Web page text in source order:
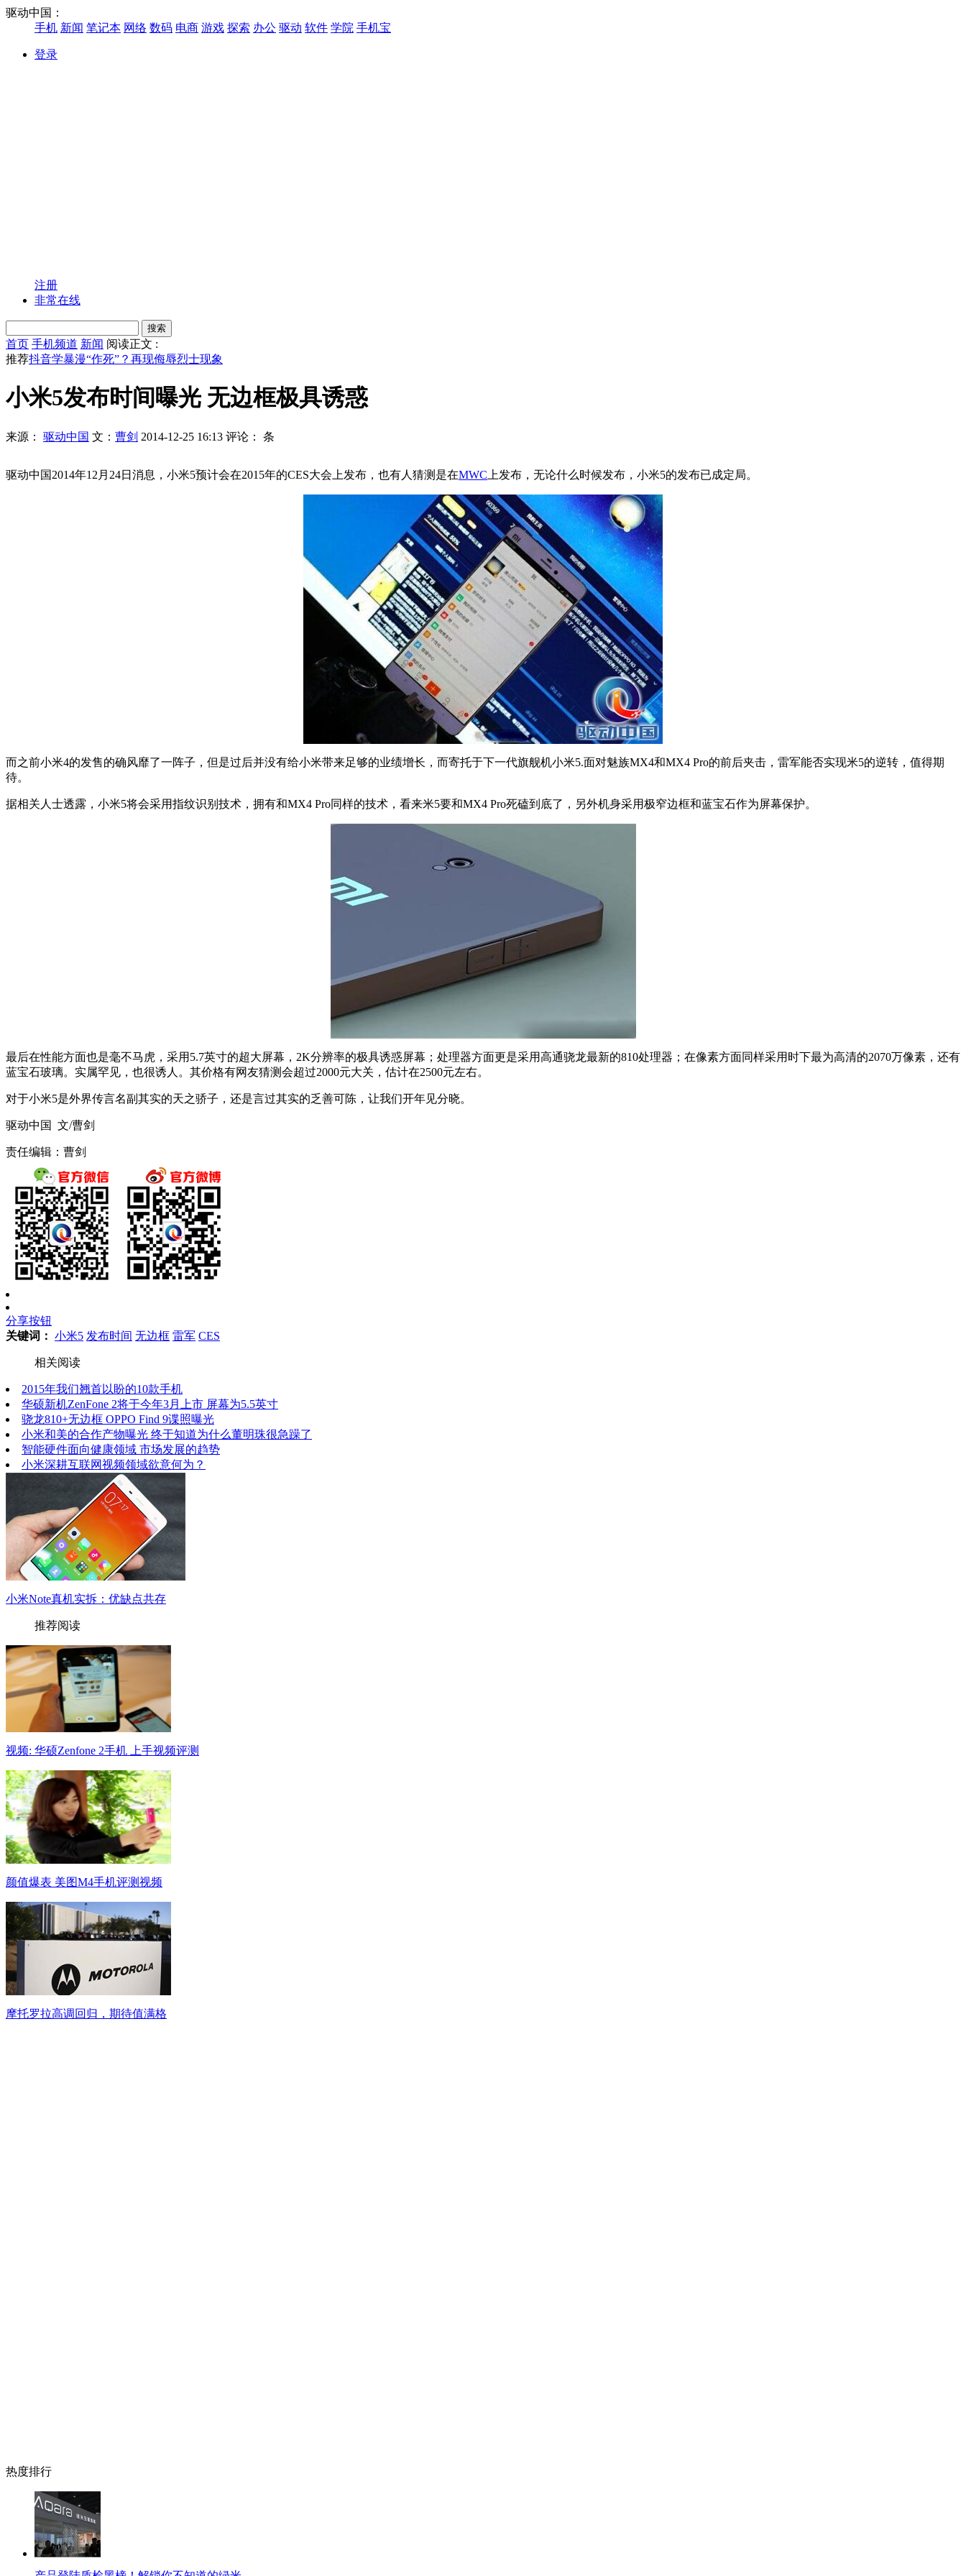
驱动中国：
手机 新闻 笔记本 网络 数码 电商 游戏 探索 办公 驱动 软件 学院 手机宝
登录
注册
非常在线
首页 手机频道 新闻 阅读正文 :
推荐抖音学暴漫“作死”？再现侮辱烈士现象
小米5发布时间曝光 无边框极具诱惑
来源： 驱动中国 文： 曹剑 2014-12-25 16:13 评论： 条
驱动中国2014年12月24日消息，小米5预计会在2015年的CES大会上发布，也有人猜测是在MWC 上发布，无论什么时候发布，小米5的发布已成定局。
而之前小米4的发售的确风靡了一阵子，但是过后并没有给小米带来足够的业绩增长，而寄托于下一代旗舰机小米5.面对魅族MX4和MX4 Pro的前后夹击，雷军能否实现米5的逆转，值得期
待。
据相关人士透露，小米5将会采用指纹识别技术，拥有和MX4 Pro同样的技术，看来米5要和MX4 Pro死磕到底了，另外机身采用极窄边框和蓝宝石作为屏幕保护。
最后在性能方面也是毫不马虎，采用5.7英寸的超大屏幕，2K分辨率的极具诱惑屏幕；处理器方面更是采用高通骁龙最新的810处理器；在像素方面同样采用时下最为高清的2070万像素，还有
蓝宝石玻璃。实属罕见，也很诱人。其价格有网友猜测会超过2000元大关，估计在2500元左右。
对于小米5是外界传言名副其实的天之骄子，还是言过其实的乏善可陈，让我们开年见分晓。
驱动中国 文/曹剑
责任编辑：曹剑
分享按钮
关键词： 小米5 发布时间 无边框 雷军 CES
相关阅读
2015年我们翘首以盼的10款手机
华硕新机ZenFone 2将于今年3月上市 屏幕为5.5英寸
骁龙810+无边框 OPPO Find 9谍照曝光
小米和美的合作产物曝光 终于知道为什么董明珠很急躁了
智能硬件面向健康领域 市场发展的趋势
小米深耕互联网视频领域欲意何为？
小米Note真机实拆：优缺点共存
推荐阅读
视频: 华硕Zenfone 2手机 上手视频评测
颜值爆表 美图M4手机评测视频
摩托罗拉高调回归，期待值满格
热度排行